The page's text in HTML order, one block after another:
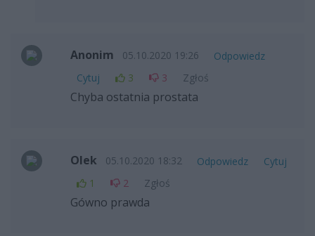
Anonim 05.10.2020 19:26
Odpowiedz
Cytuj
3 3 Zgłoś
Chyba ostatnia prostata
Olek 05.10.2020 18:32 Odpowiedz
Cytuj
1
2 Zgłoś
Gówno prawda